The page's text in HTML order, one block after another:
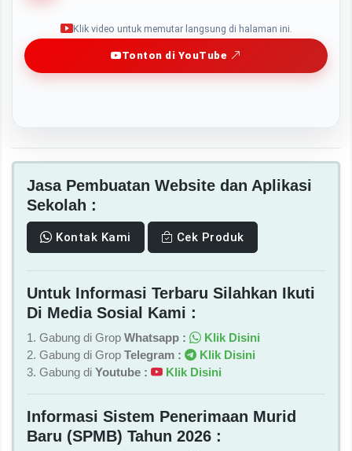
Klik video untuk memutar langsung di halaman ini.
Tonton di YouTube
Jasa Pembuatan Website dan Aplikasi
Sekolah :
Kontak Kami Cek Produk
Untuk Informasi Terbaru Silahkan Ikuti
Di Media Sosial Kami :
1. Gabung di Grop Whatsapp :
Klik Disini
2. Gabung di Grop Telegram :
Klik Disini
3. Gabung di Youtube : Klik Disini
Informasi Sistem Penerimaan Murid
Baru (SPMB) Tahun 2026 :